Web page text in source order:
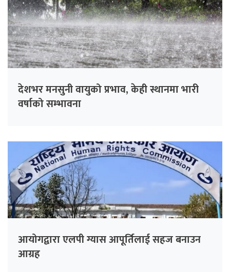
देशभर मनसुनी वायुको प्रभाव, केही स्थानमा भारी
वर्षाको सम्भावना
आयोगद्वारा एलपी ग्यास आपूर्तिलाई सहज बनाउन
आग्रह